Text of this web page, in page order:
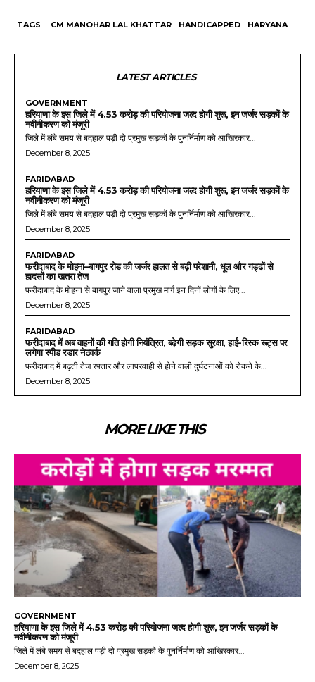
TAGS CM MANOHAR LAL KHATTAR HANDICAPPED HARYANA
LATEST ARTICLES
GOVERNMENT
हरियाणा के इस जिले में 4.53 करोड़ की परियोजना जल्द होगी शुरू, इन जर्जर सड़कों के
नवीनीकरण को मंजूरी
जिले में लंबे समय से बदहाल पड़ी दो प्रमुख सड़कों के पुनर्निर्माण को आखिरकार...
December 8, 2025
FARIDABAD
हरियाणा के इस जिले में 4.53 करोड़ की परियोजना जल्द होगी शुरू, इन जर्जर सड़कों के
नवीनीकरण को मंजूरी
जिले में लंबे समय से बदहाल पड़ी दो प्रमुख सड़कों के पुनर्निर्माण को आखिरकार...
December 8, 2025
FARIDABAD
फरीदाबाद के मोहना–बागपुर रोड की जर्जर हालत से बढ़ी परेशानी, धूल और गड्ढों से
हादसों का खतरा तेज
फरीदाबाद के मोहना से बागपुर जाने वाला प्रमुख मार्ग इन दिनों लोगों के लिए...
December 8, 2025
FARIDABAD
फरीदाबाद में अब वाहनों की गति होगी नियंत्रित, बढ़ेगी सड़क सुरक्षा, हाई-रिस्क रूट्स पर
लगेगा स्पीड रडार नेटवर्क
फरीदाबाद में बढ़ती तेज रफ्तार और लापरवाही से होने वाली दुर्घटनाओं को रोकने के...
December 8, 2025
MORE LIKE THIS
GOVERNMENT
हरियाणा के इस जिले में 4.53 करोड़ की परियोजना जल्द होगी शुरू, इन जर्जर सड़कों के
नवीनीकरण को मंजूरी
जिले में लंबे समय से बदहाल पड़ी दो प्रमुख सड़कों के पुनर्निर्माण को आखिरकार...
December 8, 2025